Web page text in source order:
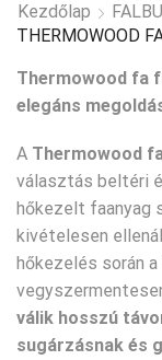
Kezdőlap
THERMOWOOD
Thermowood fa
elegáns
A Thermowood
választás beltéri
hőkezelt faanyag
kivételesen
hőkezelés során
válik hosszú
sugárzásnak és